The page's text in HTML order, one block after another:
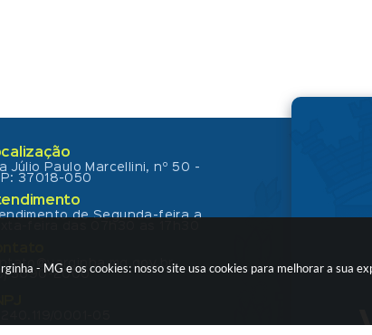
- MG e os cookies: nosso site usa cookies para melhorar a sua
Júlio Paulo Marcellini, nº 50 -
37018-050
de Segunda-feira a
3690-2000